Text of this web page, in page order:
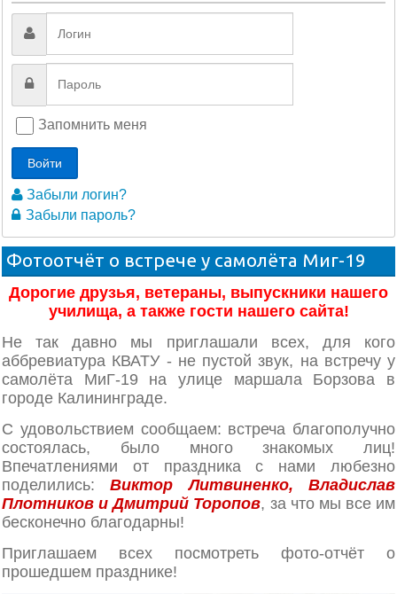
Запомнить меня
Войти
Забыли логин?
Забыли пароль?
Фотоотчёт о встрече у самолёта Миг-19
Дорогие друзья, ветераны, выпускники нашего
училища, а также гости нашего сайта!
Не так давно мы приглашали всех, для кого
аббревиатура КВАТУ - не пустой звук, на встречу у
самолёта МиГ-19 на улице маршала Борзова в
городе Калининграде.
С удовольствием сообщаем: встреча благополучно
состоялась, было много знакомых лиц!
Впечатлениями от праздника с нами любезно
поделились:Виктор Литвиненко, Владислав
Плотников и Дмитрий Торопов, за что мы все им
бесконечно благодарны!
Приглашаем всех посмотреть фото-отчёт о
прошедшем празднике!